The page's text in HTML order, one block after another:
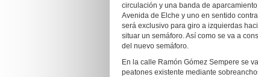
circulación y una banda de
Avenida de Elche y uno en sentido
será exclusivo para giro a izquierdas
situar un semáforo. Así como se va a
del nuevo semáforo.
En la calle Ramón Gómez Sempere se
peatones existente mediante